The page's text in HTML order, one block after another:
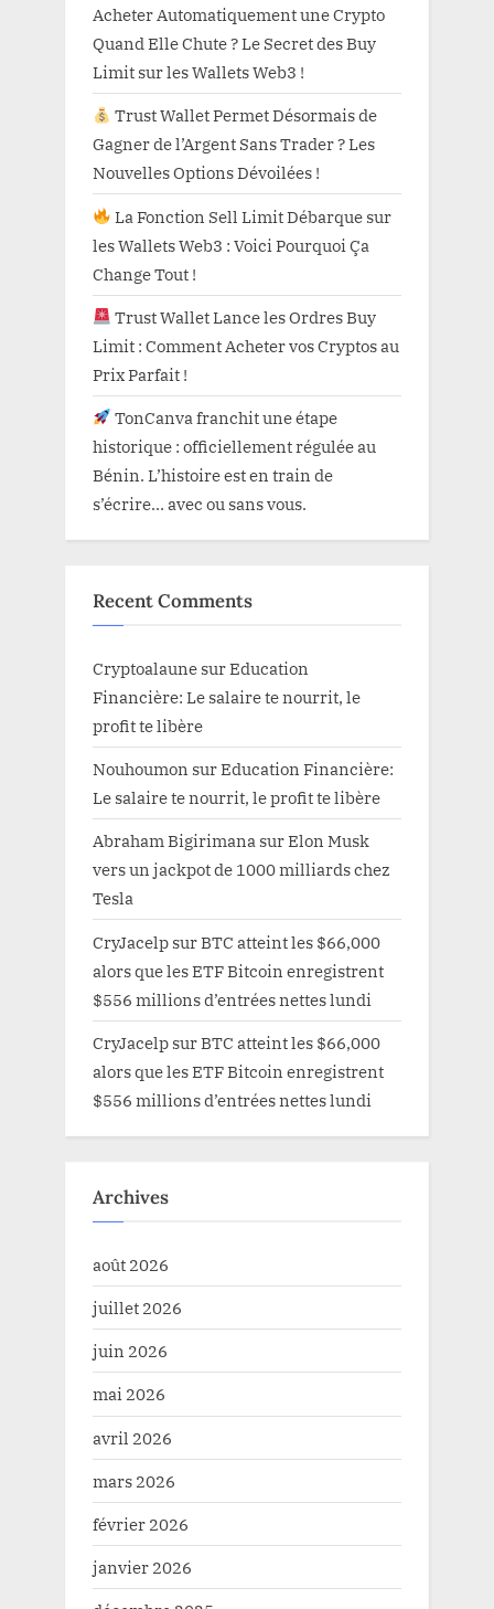
Acheter Automatiquement une Crypto
Quand Elle Chute ? Le Secret des Buy
Limit sur les Wallets Web3 !
Trust Wallet Permet Désormais de
Gagner de l’Argent Sans Trader ? Les
Nouvelles Options Dévoilées !
La Fonction Sell Limit Débarque sur
les Wallets Web3 : Voici Pourquoi Ça
Change Tout !
Trust Wallet Lance les Ordres Buy
Limit : Comment Acheter vos Cryptos au
Prix Parfait !
TonCanva franchit une étape
historique : officiellement régulée au
Bénin. L’histoire est en train de
s’écrire… avec ou sans vous.
Recent Comments
Cryptoalaune surEducation
Financière: Le salaire te nourrit, le
profit te libère
Nouhoumon surEducation Financière:
Le salaire te nourrit, le profit te libère
Abraham Bigirimana surElon Musk
vers un jackpot de 1000 milliards chez
Tesla
CryJacelp surBTC atteint les $66,000
alors que les ETF Bitcoin enregistrent
$556 millions d’entrées nettes lundi
CryJacelp surBTC atteint les $66,000
alors que les ETF Bitcoin enregistrent
$556 millions d’entrées nettes lundi
Archives
août 2026
juillet 2026
juin 2026
mai 2026
avril 2026
mars 2026
février 2026
janvier 2026